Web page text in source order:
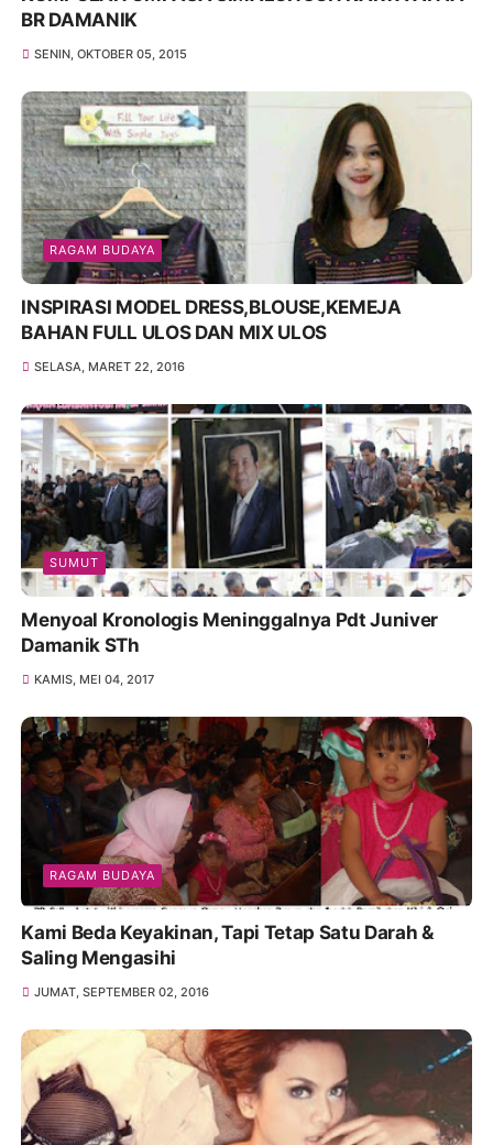
BR DAMANIK
SENIN, OKTOBER 05, 2015
RAGAM BUDAYA
INSPIRASI MODEL DRESS,BLOUSE,KEMEJA
BAHAN FULL ULOS DAN MIX ULOS
SELASA, MARET 22, 2016
SUMUT
Menyoal Kronologis Meninggalnya Pdt Juniver
Damanik STh
KAMIS, MEI 04, 2017
RAGAM BUDAYA
Kami Beda Keyakinan, Tapi Tetap Satu Darah &
Saling Mengasihi
JUMAT, SEPTEMBER 02, 2016